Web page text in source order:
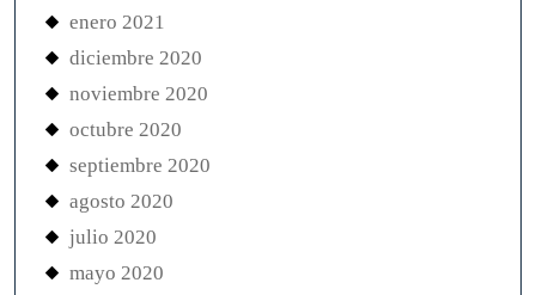
enero 2021
diciembre 2020
noviembre 2020
octubre 2020
septiembre 2020
agosto 2020
julio 2020
mayo 2020